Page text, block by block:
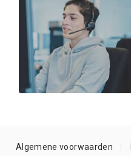
Algemene voorwaarden